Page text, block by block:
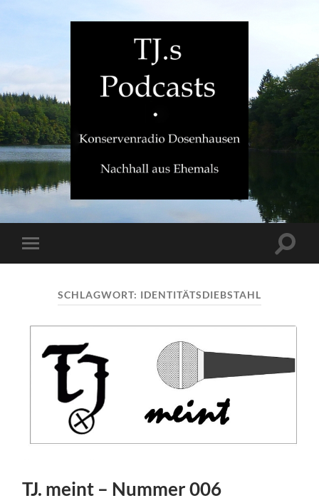
TJ.s
Mobile-
Menü
SCHLAGWORT: IDENTITÄTSDIEBSTAHL
TJ. meint – Nummer 006